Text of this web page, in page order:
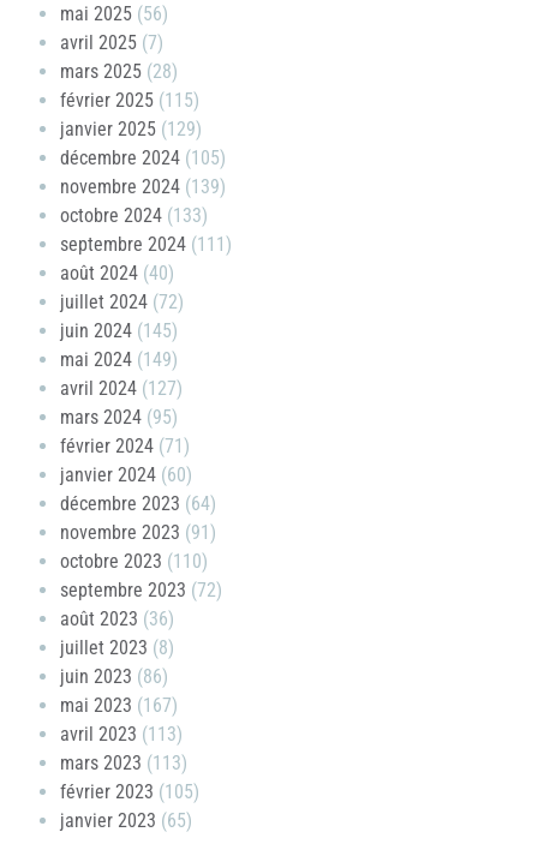
mai 2025 (56)
avril 2025 (7)
mars 2025 (28)
février 2025 (115)
janvier 2025 (129)
décembre 2024 (105)
novembre 2024 (139)
octobre 2024 (133)
septembre 2024 (111)
août 2024 (40)
juillet 2024 (72)
juin 2024 (145)
mai 2024 (149)
avril 2024 (127)
mars 2024 (95)
février 2024 (71)
janvier 2024 (60)
décembre 2023 (64)
novembre 2023 (91)
octobre 2023 (110)
septembre 2023 (72)
août 2023 (36)
juillet 2023 (8)
juin 2023 (86)
mai 2023 (167)
avril 2023 (113)
mars 2023 (113)
février 2023 (105)
janvier 2023 (65)